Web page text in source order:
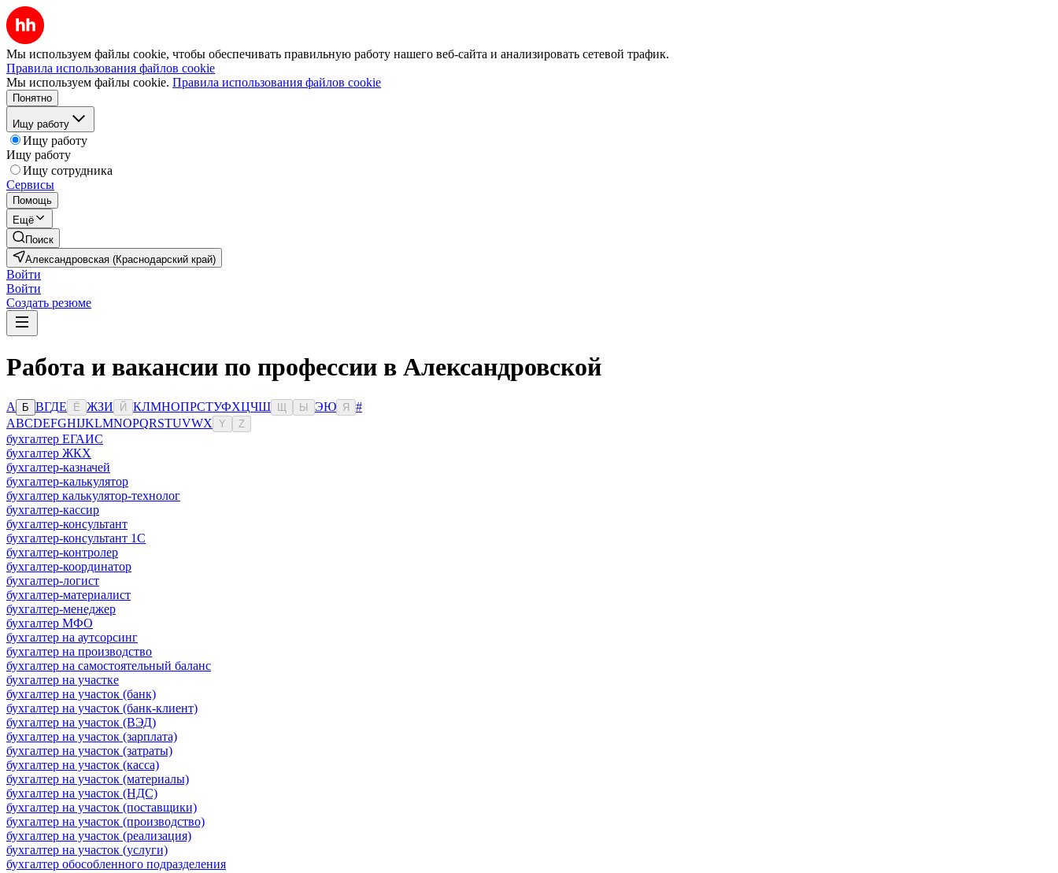
Мы используем файлы cookie, чтобы обеспечивать правильную работу нашего веб-сайта и анализировать сетевой трафик.
Правила использования файлов cookie
Мы используем файлы cookie. Правила использования файлов cookie
Понятно
Ищу работу
Ищу работу
Ищу работу
Ищу сотрудника
Сервисы
Помощь
Ещё
Поиск
Александровская (Краснодарский край)
Войти
Войти
Создать резюме
Работа и вакансии по профессии в Александровской
А Б ВГДЕ Ё ЖЗИ Й КЛМНОПРСТУФХЦЧШ Ы ЭЮ Я
#
ABCDEFGHIJKLMNOPQRSTUVWX Y Z
бухгалтер ЕГАИС
бухгалтер ЖКХ
бухгалтер-казначей
бухгалтер-калькулятор
бухгалтер калькулятор-технолог
бухгалтер-кассир
бухгалтер-консультант
бухгалтер-консультант 1С
бухгалтер-контролер
бухгалтер-координатор
бухгалтер-логист
бухгалтер-материалист
бухгалтер-менеджер
бухгалтер МФО
бухгалтер на аутсорсинг
бухгалтер на производство
бухгалтер на самостоятельный баланс
бухгалтер на участке
бухгалтер на участок (банк)
бухгалтер на участок (банк-клиент)
бухгалтер на участок (ВЭД)
бухгалтер на участок (зарплата)
бухгалтер на участок (затраты)
бухгалтер на участок (касса)
бухгалтер на участок (материалы)
бухгалтер на участок (НДС)
бухгалтер на участок (поставщики)
бухгалтер на участок (производство)
бухгалтер на участок (реализация)
бухгалтер на участок (услуги)
бухгалтер обособленного подразделения